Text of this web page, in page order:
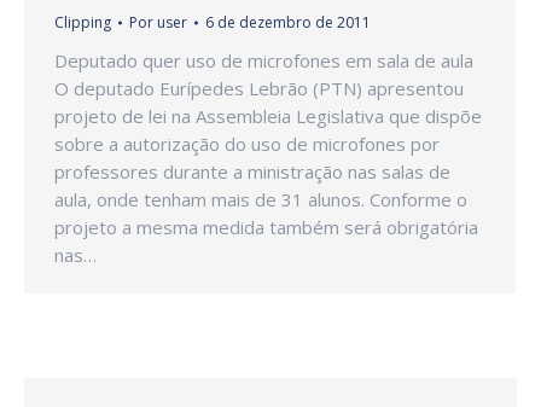
Clipping Por user 6 de dezembro de 2011
Deputado quer uso de microfones em sala de aula
O deputado Eurípedes Lebrão (PTN) apresentou
projeto de lei na Assembleia Legislativa que dispõe
sobre a autorização do uso de microfones por
professores durante a ministração nas salas de
aula, onde tenham mais de 31 alunos. Conforme o
projeto a mesma medida também será obrigatória
nas…